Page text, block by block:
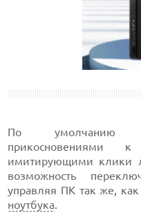
По умолчанию
прикосновениями
имитирующими клики
возможность
управляя ПК так же,
ноутбука